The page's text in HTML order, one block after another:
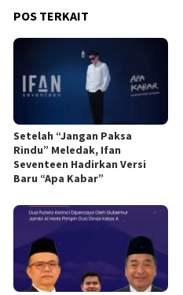
POS TERKAIT
Setelah “Jangan Paksa
Rindu” Meledak, Ifan
Seventeen Hadirkan Versi
Baru “Apa Kabar”